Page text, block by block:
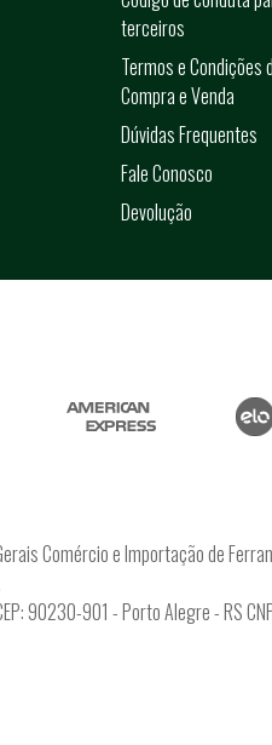
terceiros
Termos e Condições
Compra e Venda
Dúvidas Frequentes
Fale Conosco
Devolução
Comércio e Importação de
90230-901 - Porto Alegre - RS